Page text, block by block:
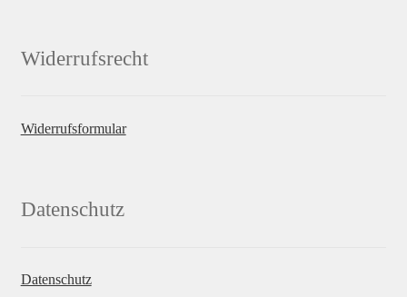
Widerrufsrecht
Widerrufsformular
Datenschutz
Datenschutz